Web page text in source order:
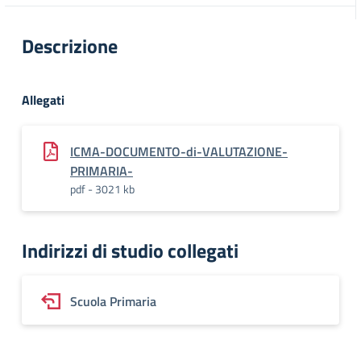
Descrizione
Allegati
ICMA-DOCUMENTO-di-VALUTAZIONE-
PRIMARIA-
pdf - 3021 kb
Indirizzi di studio collegati
Scuola Primaria